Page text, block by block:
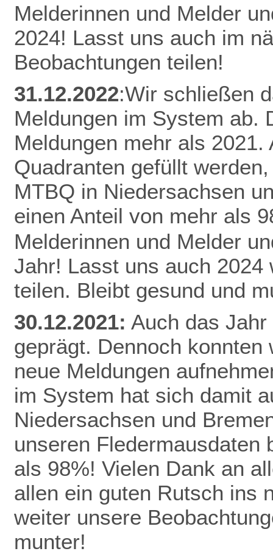
Melderinnen und Melder
2024! Lasst uns auch im
Beobachtungen teilen!
31.12.2022:Wir schließen
Meldungen im System ab.
Meldungen mehr als 2021.
Quadranten gefüllt
MTBQ in Niedersachsen
einen Anteil von mehr als
Melderinnen und Melder
Jahr! Lasst uns auch 2024
teilen. Bleibt gesund und
30.12.2021: Auch das
geprägt. Dennoch
neue Meldungen
im System hat sich damit
Niedersachsen und
unseren Fledermausdaten
als 98%! Vielen Dank an
allen ein guten Rutsch ins
weiter unsere
munter!